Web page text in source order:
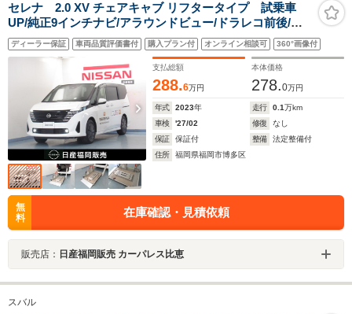
セレナ 2.0 XV チェアキャブ リフタータイプ 試乗車
UP/純正9インチナビ/アラウンドビュー/ドラレコ前後/両
側オートスライドドア/プロパイロット/スマ-トルームミ
ラ-/ETC
ディーラー保証 車両品質評価書付 購入プラン付 オンライン相談可 360°画像付
支払総額
288.6万円
本体価格
278.0万円
年式 2023年 走行 0.1万km
車検
'27/02 修復
なし
保証
保証付 整備
法定整備付
住所
福岡県福岡市博多区
無
料
在庫確認・見積依頼
販売店： 日産福岡販売 カーパレス比恵
スバル